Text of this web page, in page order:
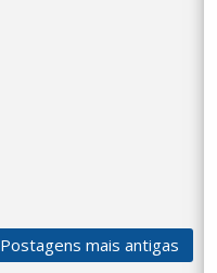
Postagens mais antigas